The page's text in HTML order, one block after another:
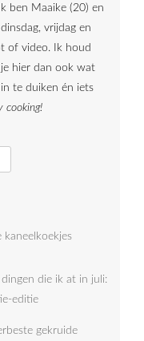
ben Maaike (20) en
vrijdag en
of video. Ik houd
hier dan ook wat
te duiken én iets
cooking!
kaneelkoekjes
die ik at in juli:
editie
gekruide